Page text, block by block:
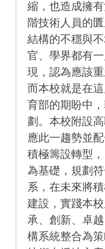
縮，也造成擁
階技術人員的
結構的不穩與不
官、學界都有
現，認為應該
而本校就是在
育部的期盼中
劃。本校附設
應此一趨勢並
積極籌設轉型
為基礎，規劃
系，在未來將
建設，實踐本
承、創新、卓
構系統整合為